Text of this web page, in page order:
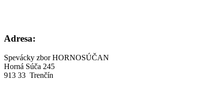
Adresa:
Spevácky zbor HORNOSÚČAN
Horná Súča 245
913 33 Trenčín